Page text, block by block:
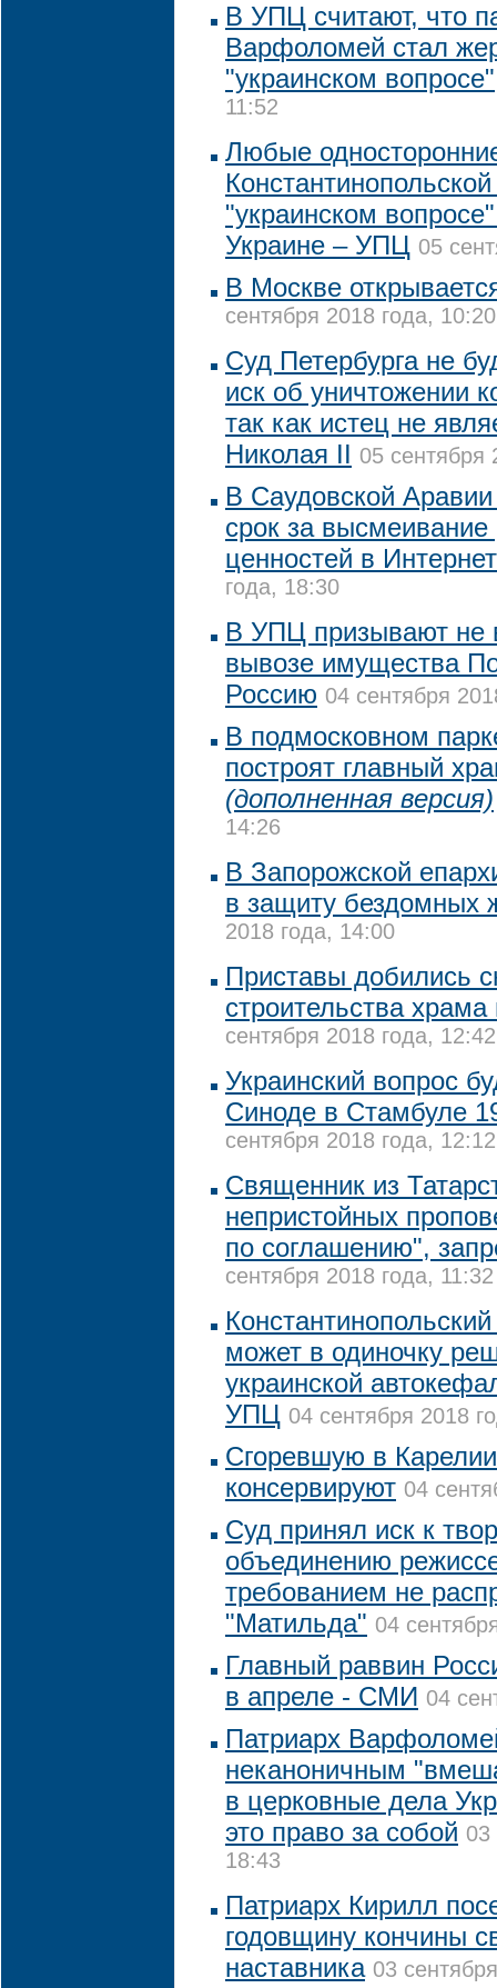
В УПЦ считают, что
Варфоломей стал
"украинском вопросе"
11:52
Любые
"украинском
Украине – УПЦ 05
В Москве
сентября 2018 года, 10:20
Суд Петербурга не
иск об уничтожении
так как истец не
Николая II 05 сентября
В Саудовской
срок за высмеивание
ценностей в
года, 18:30
В УПЦ призывают не
вывозе имущества
Россию 04 сентября
В подмосковном
построят главный
(дополненная версия)
14:26
В Запорожской
в защиту бездомных
2018 года, 14:00
Приставы добились
строительства храма
сентября 2018 года, 12:42
Украинский вопрос
Синоде в Стамбуле
сентября 2018 года, 12:12
Священник из
непристойных
по соглашению",
сентября 2018 года, 11:32
может в одиночку
украинской
УПЦ 04 сентября 2018
Сгоревшую в
консервируют 04
Суд принял иск к
объединению
требованием не
"Матильда" 04
Главный раввин
в апреле - СМИ 04
Патриарх
неканоничным
в церковные дела
это право за собой 03
18:43
Патриарх Кирилл
годовщину кончины
наставника 03